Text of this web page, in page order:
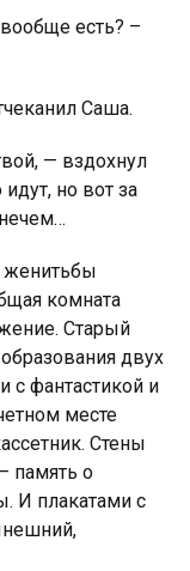
есть? –
Саша.
— вздохнул
но вот за
женитьбы
комната
Стaрый
двух
с фантастикой и
месте
Стены
память о
И плакатами с